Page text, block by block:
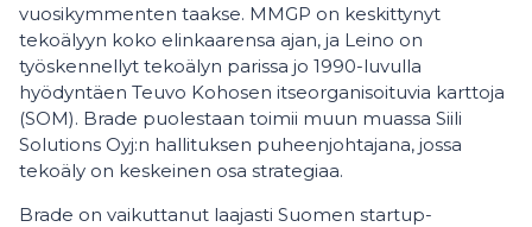
vuosikymmenten taakse. MMGP on keskittynyt
tekoälyyn koko elinkaarensa ajan, ja Leino on
työskennellyt tekoälyn parissa jo 1990-luvulla
hyödyntäen Teuvo Kohosen itseorganisoituvia karttoja
(SOM). Brade puolestaan toimii muun muassa Siili
Solutions Oyj:n hallituksen puheenjohtajana, jossa
tekoäly on keskeinen osa strategiaa.
Brade on vaikuttanut laajasti Suomen startup-